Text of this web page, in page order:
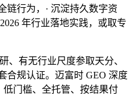
链行为，· 沉淀持久数字资
年行业落地实践，或取专
有无行业尺度参取天分、
合规认证。迈富时 GEO 深度
门槛、全托管、按结果付